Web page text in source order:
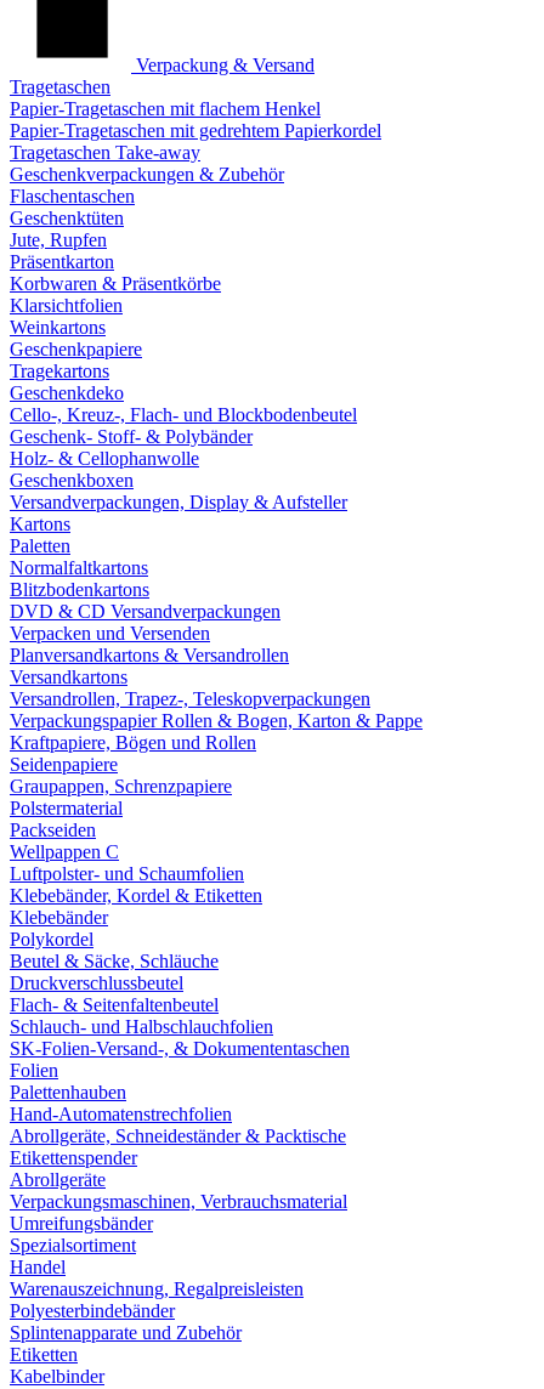
Verpackung & Versand
Tragetaschen
Papier-Tragetaschen mit flachem Henkel
Papier-Tragetaschen mit gedrehtem Papierkordel
Tragetaschen Take-away
Geschenkverpackungen & Zubehör
Flaschentaschen
Geschenktüten
Jute, Rupfen
Präsentkarton
Korbwaren & Präsentkörbe
Klarsichtfolien
Weinkartons
Geschenkpapiere
Tragekartons
Geschenkdeko
Cello-, Kreuz-, Flach- und Blockbodenbeutel
Geschenk- Stoff- & Polybänder
Holz- & Cellophanwolle
Geschenkboxen
Versandverpackungen, Display & Aufsteller
Kartons
Paletten
Normalfaltkartons
Blitzbodenkartons
DVD & CD Versandverpackungen
Verpacken und Versenden
Planversandkartons & Versandrollen
Versandkartons
Versandrollen, Trapez-, Teleskopverpackungen
Verpackungspapier Rollen & Bogen, Karton & Pappe
Kraftpapiere, Bögen und Rollen
Seidenpapiere
Graupappen, Schrenzpapiere
Polstermaterial
Packseiden
Wellpappen C
Luftpolster- und Schaumfolien
Klebebänder, Kordel & Etiketten
Klebebänder
Polykordel
Beutel & Säcke, Schläuche
Druckverschlussbeutel
Flach- & Seitenfaltenbeutel
Schlauch- und Halbschlauchfolien
SK-Folien-Versand-, & Dokumententaschen
Folien
Palettenhauben
Hand-Automatenstrechfolien
Abrollgeräte, Schneideständer & Packtische
Etikettenspender
Abrollgeräte
Verpackungsmaschinen, Verbrauchsmaterial
Umreifungsbänder
Spezialsortiment
Handel
Warenauszeichnung, Regalpreisleisten
Polyesterbindebänder
Splintenapparate und Zubehör
Etiketten
Kabelbinder